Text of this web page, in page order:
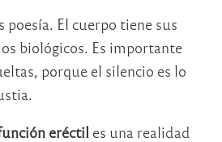
poesía. El cuerpo tiene sus
biológicos. Es importante
porque el silencio es lo
eréctil es una realidad